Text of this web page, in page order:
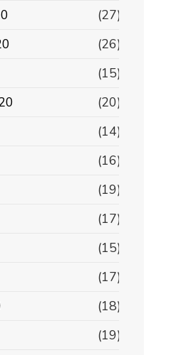
(27)
(26)
(15)
(20)
(14)
(16)
(19)
(17)
(15)
(17)
(18)
(19)